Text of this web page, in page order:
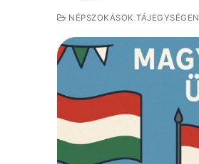
NÉPSZOKÁSOK